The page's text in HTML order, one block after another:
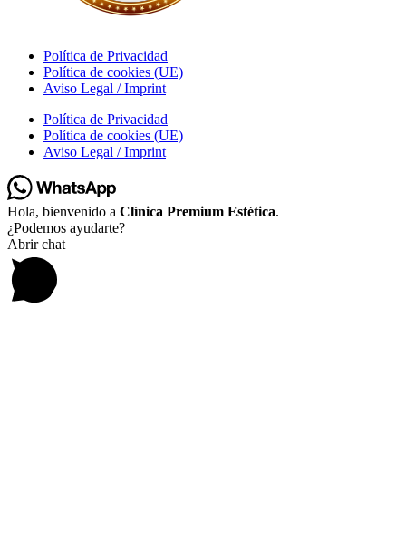
Política de Privacidad
Política de cookies (UE)
Aviso Legal / Imprint
Política de Privacidad
Política de cookies (UE)
Aviso Legal / Imprint
Hola, bienvenido a Clínica Premium Estética.
¿Podemos ayudarte?
Abrir chat